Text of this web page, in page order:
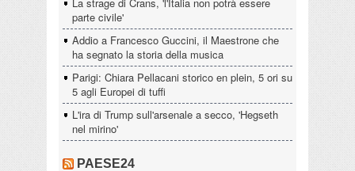
parte civile'
Addio a Francesco Guccini, il Maestrone che
ha segnato la storia della musica
Parigi: Chiara Pellacani storico en plein, 5 ori su
5 agli Europei di tuffi
L'ira di Trump sull'arsenale a secco, 'Hegseth
nel mirino'
PAESE24